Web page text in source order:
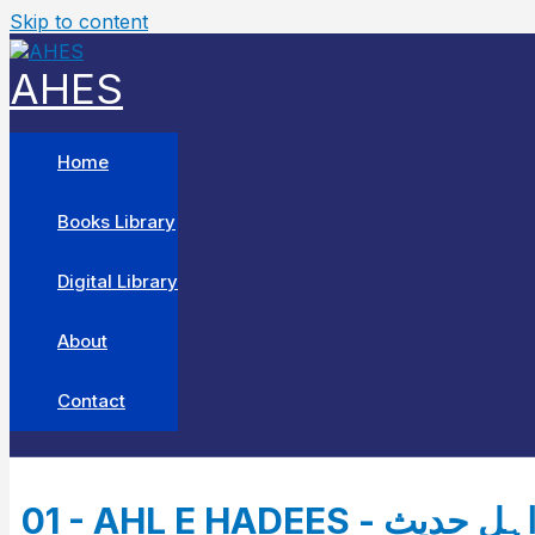
Skip to content
AHES
Home
Books Library
Digital Library
About
Contact
01 - AHL E HADEES - اہل حدیث